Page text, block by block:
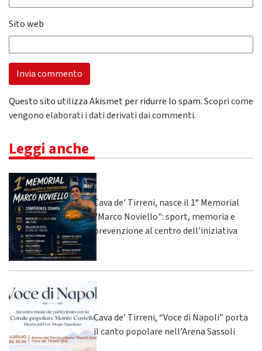
Sito web
Questo sito utilizza Akismet per ridurre lo spam.Scopri come
vengono elaborati i dati derivati dai commenti.
Leggi anche
Cava de' Tirreni, nasce il 1° Memorial
"Marco Noviello": sport, memoria e
prevenzione al centro dell'iniziativa
Cava de’ Tirreni, “Voce di Napoli” porta
il canto popolare nell’Arena Sassoli